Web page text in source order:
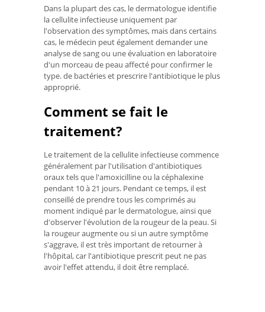
Dans la plupart des cas, le dermatologue identifie
la cellulite infectieuse uniquement par
l'observation des symptômes, mais dans certains
cas, le médecin peut également demander une
analyse de sang ou une évaluation en laboratoire
d'un morceau de peau affecté pour confirmer le
type. de bactéries et prescrire l'antibiotique le plus
approprié.
Comment se fait le
traitement?
Le traitement de la cellulite infectieuse commence
généralement par l'utilisation d'antibiotiques
oraux tels que l'amoxicilline ou la céphalexine
pendant 10 à 21 jours. Pendant ce temps, il est
conseillé de prendre tous les comprimés au
moment indiqué par le dermatologue, ainsi que
d'observer l'évolution de la rougeur de la peau. Si
la rougeur augmente ou si un autre symptôme
s'aggrave, il est très important de retourner à
l'hôpital, car l'antibiotique prescrit peut ne pas
avoir l'effet attendu, il doit être remplacé.